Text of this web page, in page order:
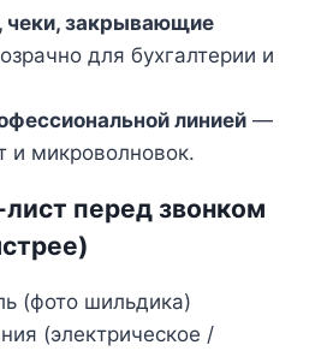
чеки, закрывающие
для бухгалтерии и
линией —
и микроволновок.
перед звонком
(фото шильдика)
(электрическое /